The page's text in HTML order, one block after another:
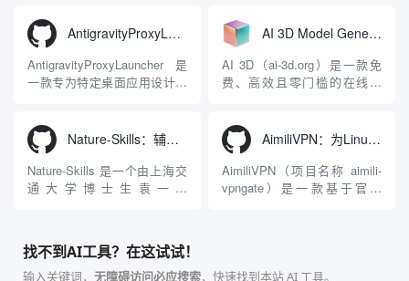
限制，提供集文本、图像、视
频生成于一体的“全模态”大模
型能力。平台的核心产品矩阵
包括主打自动化工作流的
者、营销人员及广大用户提供
一站式、开箱即用的视觉内容
生成解决方案。网站的核心优
势在于其强大的多模型聚合能
AntigravityProxyLauncher：免TUN全局代理使用Antigravity IDE
AntigravityProxyLauncher 是
一款专为特定桌面应用设计的
Windows 平台。当用户使用桌
面版 Gemini 客户端或
Antigravity IDE ...
AI 3D Model Generator：通过文本和图像快速生成3D模型的在线工具
AI 3D（ai-3d.org）是一款免
费、高效且零门槛的在线AI
动Seed 3D两大行业领先的AI
模型架构，致力于帮助用户无
需掌握复杂的3D拓扑知识或昂
贵的专业软件，即可在...
Nature-Skills：辅助撰写学术论文和绘制科研图表的智能体插件
Nature-Skills 是一个由上海交
通大学博士生袁一哲
Nature、Science、Cell 等）
的论文撰写与发表流程设计。
AimiliVPN：为Linux提供纯净出站家庭IP的VPN代理网关
AimiliVPN（项目名称 aimili-
vpngate）是一款基于官方
纯 Python 标准库编写，用户
找不到AI工具？在这试试！
输入关键词， 无障碍访问必应搜索，快速找到本站 AI 工具。